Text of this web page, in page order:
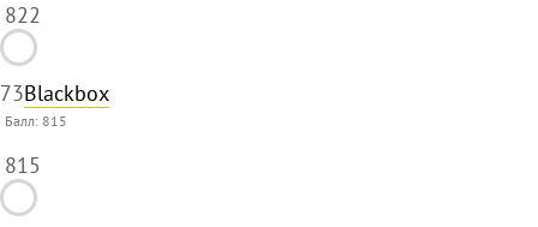
822
73Blackbox
Балл: 815
815